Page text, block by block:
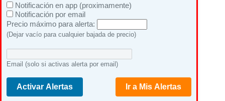
Notificación en app (proximamente)
Notificación por email
Precio máximo para alerta:
(Dejar vacío para cualquier bajada de precio)
Email (solo si activas alerta por email)
Activar Alertas Ir a Mis Alertas